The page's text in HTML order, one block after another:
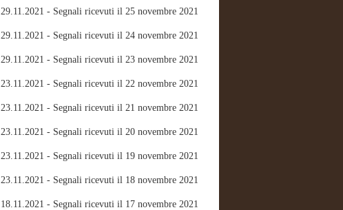
29.11.2021 - Segnali ricevuti il 25 novembre 2021
29.11.2021 - Segnali ricevuti il 24 novembre 2021
29.11.2021 - Segnali ricevuti il 23 novembre 2021
23.11.2021 - Segnali ricevuti il 22 novembre 2021
23.11.2021 - Segnali ricevuti il 21 novembre 2021
23.11.2021 - Segnali ricevuti il 20 novembre 2021
23.11.2021 - Segnali ricevuti il 19 novembre 2021
23.11.2021 - Segnali ricevuti il 18 novembre 2021
18.11.2021 - Segnali ricevuti il 17 novembre 2021